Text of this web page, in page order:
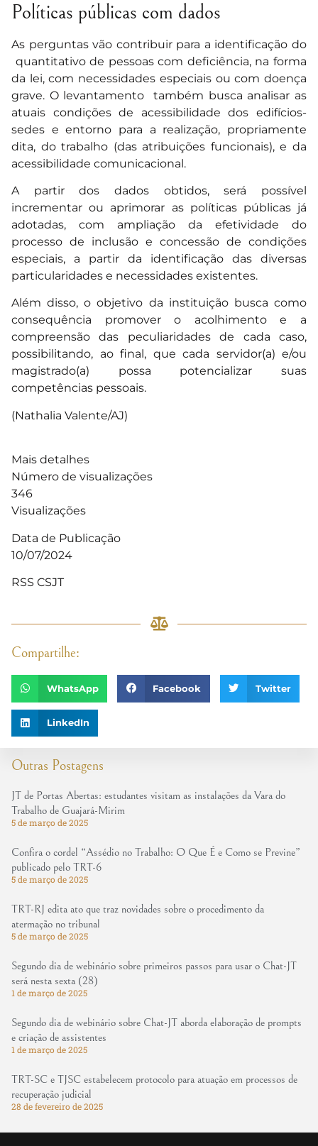
Outras Postagens
JT de Portas Abertas: estudantes visitam as instalações da Vara do
Trabalho de Guajará-Mirim
5 de março de 2025
Confira o cordel “Assédio no Trabalho: O Que É e Como se Previne”
publicado pelo TRT-6
5 de março de 2025
TRT-RJ edita ato que traz novidades sobre o procedimento da
atermação no tribunal
5 de março de 2025
Segundo dia de webinário sobre primeiros passos para usar o Chat-JT
será nesta sexta (28)
1 de março de 2025
Segundo dia de webinário sobre Chat-JT aborda elaboração de prompts
e criação de assistentes
1 de março de 2025
TRT-SC e TJSC estabelecem protocolo para atuação em processos de
recuperação judicial
28 de fevereiro de 2025
Políticas públicas com dados
As perguntas vão contribuir para a identificação do
quantitativo de pessoas com deficiência, na forma
da lei, com necessidades especiais ou com doença
grave. O levantamento também busca analisar as
atuais condições de acessibilidade dos edifícios-
sedes e entorno para a realização, propriamente
dita, do trabalho (das atribuições funcionais), e da
acessibilidade comunicacional.
A partir dos dados obtidos, será possível
incrementar ou aprimorar as políticas públicas já
adotadas, com ampliação da efetividade do
processo de inclusão e concessão de condições
especiais, a partir da identificação das diversas
particularidades e necessidades existentes.
Além disso, o objetivo da instituição busca como
consequência promover o acolhimento e a
compreensão das peculiaridades de cada caso,
possibilitando, ao final, que cada servidor(a) e/ou
magistrado(a) possa potencializar suas
competências pessoais.
(Nathalia Valente/AJ)
Mais detalhes
Número de visualizações
346
Visualizações
Data de Publicação
10/07/2024
RSS CSJT
Compartilhe:
WhatsApp Facebook Twitter
LinkedIn